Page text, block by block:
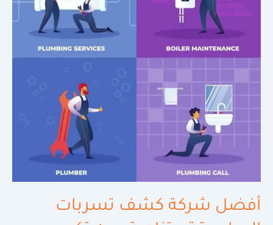
أفضل شركة كشف تسربات